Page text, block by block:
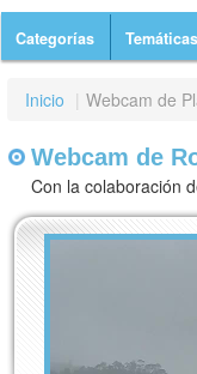
Categorías Temáticas
Inicio | Webcam de
Webcam de
Con la colaboración